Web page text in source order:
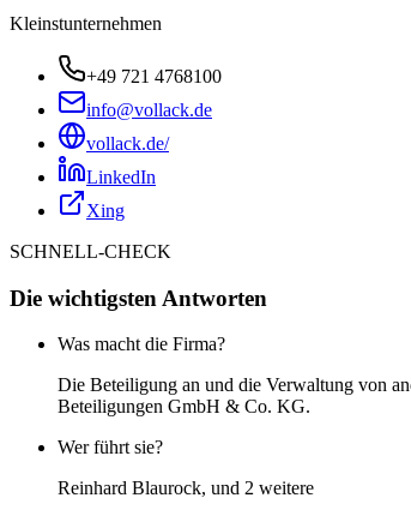
Kleinstunternehmen
+49 721 4768100
info@vollack.de
vollack.de/
LinkedIn
Xing
SCHNELL-CHECK
Die wichtigsten Antworten
Was macht die Firma?
Die Beteiligung an und die Verwaltung von
Beteiligungen GmbH & Co. KG.
Wer führt sie?
Reinhard Blaurock, und 2 weitere